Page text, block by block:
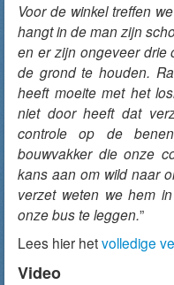
Voor de winkel treffen
hangt in de man zijn
en er zijn ongeveer drie
de grond te houden.
heeft moeite met het
niet door heeft dat
controle op de
bouwvakker die onze
kans aan om wild naar
verzet weten we hem
onze bus te leggen.”
Lees hier hetvolledige
Video